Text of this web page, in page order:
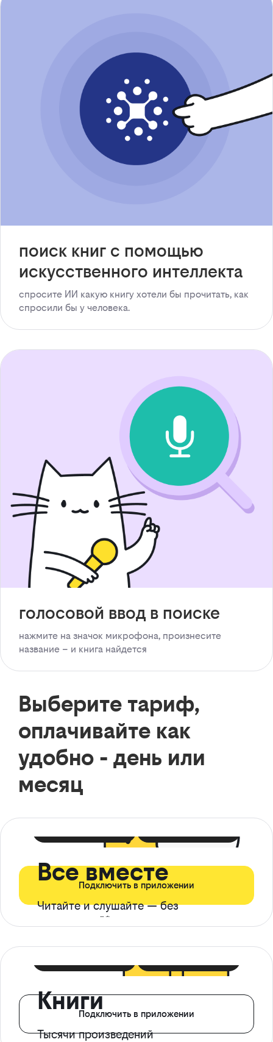
поиск книг с помощью
искусственного интеллекта
спросите ИИ какую книгу хотели бы прочитать, как
спросили бы у человека.
голосовой ввод в поиске
нажмите на значок микрофона, произнесите
название – и книга найдется
Выберите тариф,
оплачивайте как
удобно - день или
месяц
Все вместе
Читайте и слушайте — без
ограничений*
Подключить в приложении
Книги
Тысячи произведений
Подключить в приложении